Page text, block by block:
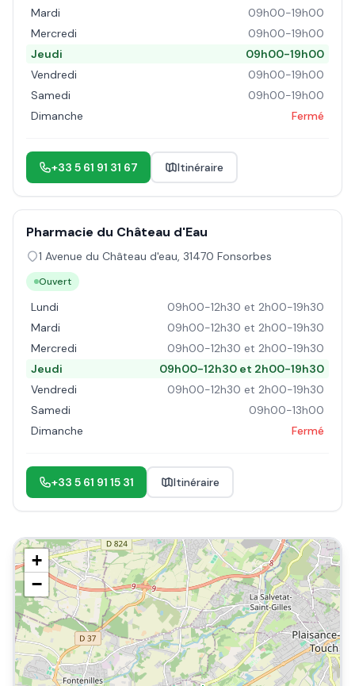
Mardi
09h00-19h00
Mercredi
09h00-19h00
Jeudi
09h00-19h00
Vendredi
09h00-19h00
Samedi
09h00-19h00
Dimanche
Fermé
+33 5 61 91 31 67 Itinéraire
Pharmacie du Château d'Eau
1 Avenue du Château d'eau, 31470 Fonsorbes
Ouvert
Lundi
09h00-12h30 et 2h00-19h30
Mardi
09h00-12h30 et 2h00-19h30
Mercredi
09h00-12h30 et 2h00-19h30
Jeudi
09h00-12h30 et 2h00-19h30
Vendredi
09h00-12h30 et 2h00-19h30
Samedi
09h00-13h00
Dimanche
Fermé
+33 5 61 91 15 31 Itinéraire
+
−